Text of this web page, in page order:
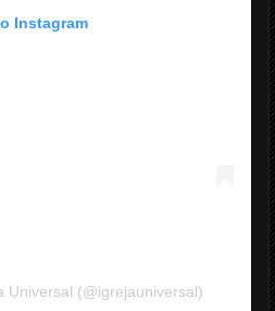
Instagram
Universal (@igrejauniversal)